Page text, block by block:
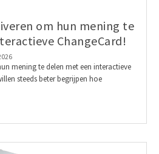
om hun mening te
ChangeCard!
mening te delen met een interactieve
steeds beter begrijpen hoe